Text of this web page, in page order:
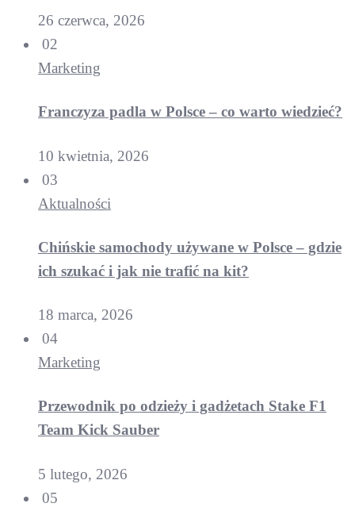
26 czerwca, 2026
02
Marketing
Franczyza padla w Polsce – co warto wiedzieć?
10 kwietnia, 2026
03
Aktualności
Chińskie samochody używane w Polsce – gdzie
ich szukać i jak nie trafić na kit?
18 marca, 2026
04
Marketing
Przewodnik po odzieży i gadżetach Stake F1
Team Kick Sauber
5 lutego, 2026
05